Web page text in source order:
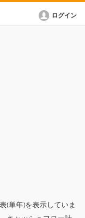
ログイン
(単年)を表示していま